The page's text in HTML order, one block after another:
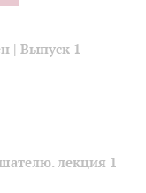
| Выпуск 1
лекция 1